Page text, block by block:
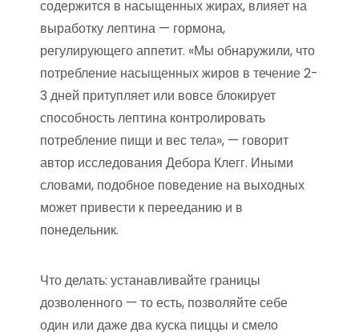
содержится в насыщенных жирах, влияет на
выработку лептина — гормона,
регулирующего аппетит. «Мы обнаружили, что
потребление насыщенных жиров в течение 2-
3 дней притупляет или вовсе блокирует
способность лептина контролировать
потребление пищи и вес тела», — говорит
автор исследования Дебора Клегг. Иными
словами, подобное поведение на выходных
может привести к перееданию и в
понедельник.
Что делать: устанавливайте границы
дозволенного — то есть, позволяйте себе
один или даже два куска пиццы и смело